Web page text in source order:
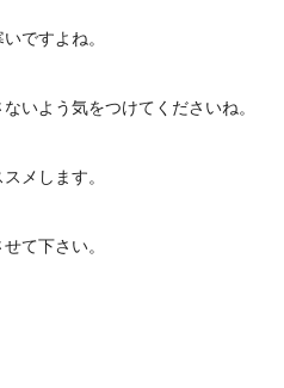
ですよね。
いよう気をつけてくださいね。
メします。
て下さい。